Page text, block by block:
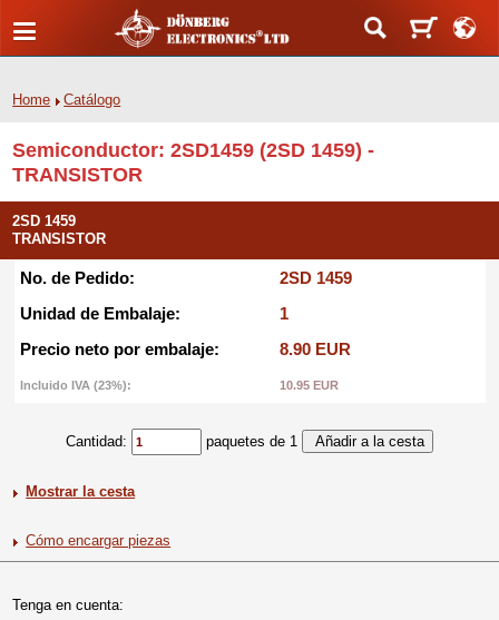
Home Catálogo
Semiconductor: 2SD1459 (2SD 1459) -
TRANSISTOR
2SD 1459
TRANSISTOR
No. de Pedido:
2SD 1459
Unidad de Embalaje:
1
Precio neto por embalaje:
8.90 EUR
Incluido IVA (23%): 10.95 EUR
Cantidad: paquetes de 1
Mostrar la cesta
Cómo encargar piezas
Tenga en cuenta: